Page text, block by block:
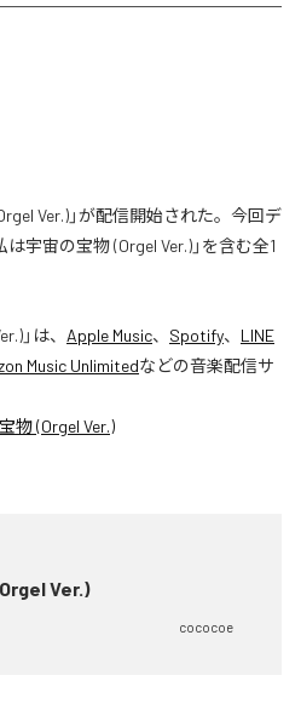
Ver.)」が配信開始された。今回デ
宇宙の宝物 (Orgel Ver.)」を含む全1
」は、 Apple Music、 Spotify、 LINE
Music Unlimitedなどの音楽配信サ
物 (Orgel Ver.)
Ver.)
cococoe